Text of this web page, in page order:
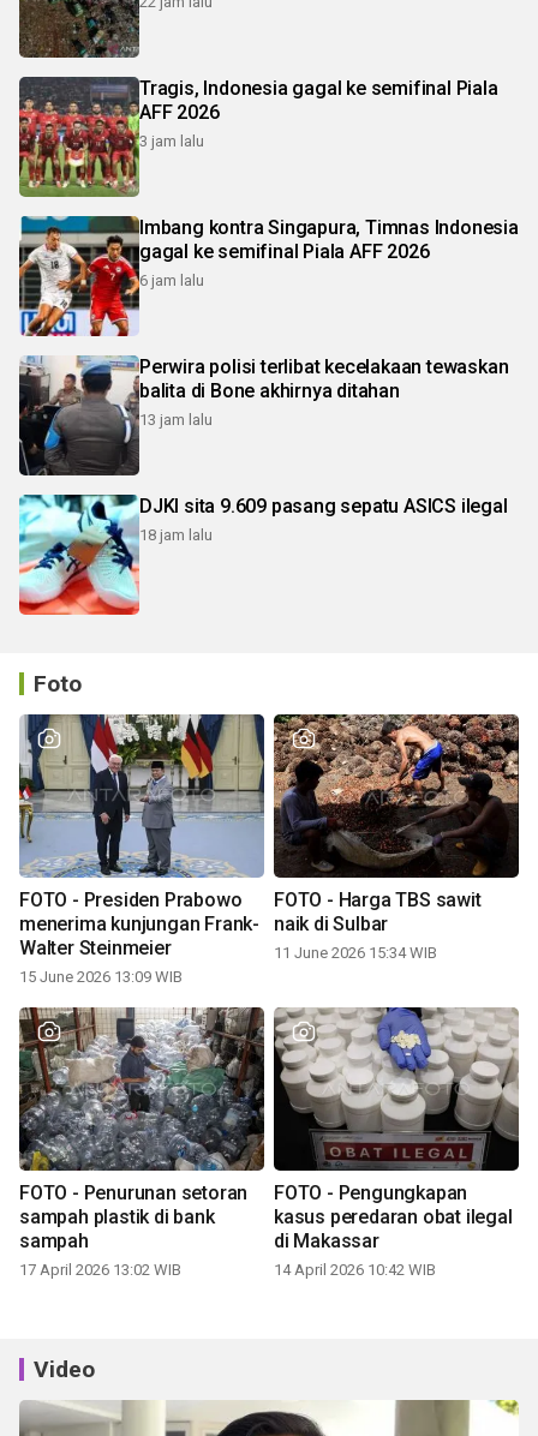
Tragis, Indonesia gagal ke semifinal Piala
AFF 2026
3 jam lalu
Imbang kontra Singapura, Timnas Indonesia
gagal ke semifinal Piala AFF 2026
6 jam lalu
Perwira polisi terlibat kecelakaan tewaskan
balita di Bone akhirnya ditahan
13 jam lalu
DJKI sita 9.609 pasang sepatu ASICS ilegal
18 jam lalu
Foto
FOTO - Presiden Prabowo
menerima kunjungan Frank-
Walter Steinmeier
15 June 2026 13:09 WIB
FOTO - Harga TBS sawit
naik di Sulbar
11 June 2026 15:34 WIB
FOTO - Penurunan setoran
sampah plastik di bank
sampah
17 April 2026 13:02 WIB
FOTO - Pengungkapan
kasus peredaran obat ilegal
di Makassar
14 April 2026 10:42 WIB
Video